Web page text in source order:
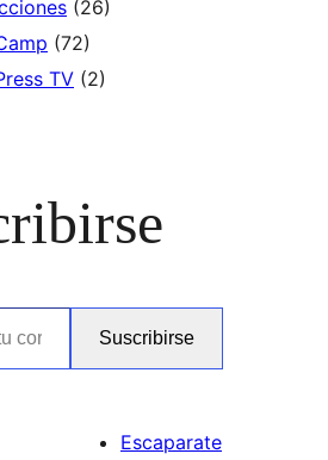
(26)
(72)
TV (2)
Suscribirse
Escaparate